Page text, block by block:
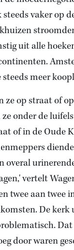
vaker op
uit alle
meer
ze op straat of
onder de
of in de Oude
overal
vertelt
twee aan twee
De kerk
door waren